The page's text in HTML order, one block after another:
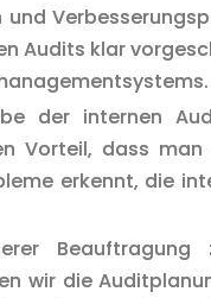
und
Audits klar
der internen
Vorteil, dass
erkennt, die
wir die